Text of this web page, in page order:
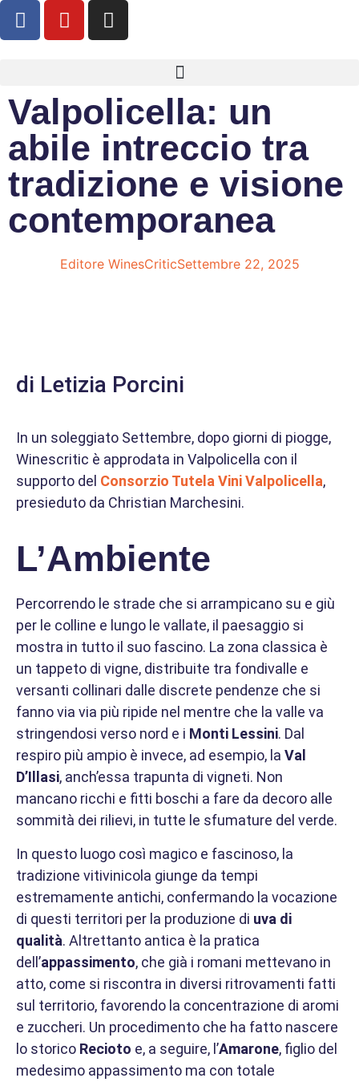
Valpolicella: un
abile intreccio tra
tradizione e visione
contemporanea
Editore WinesCriticSettembre 22, 2025
di Letizia Porcini
In un soleggiato Settembre, dopo giorni di piogge,
Winescritic è approdata in Valpolicella con il
supporto del Consorzio Tutela Vini Valpolicella,
presieduto da Christian Marchesini.
L’Ambiente
Percorrendo le strade che si arrampicano su e giù
per le colline e lungo le vallate, il paesaggio si
mostra in tutto il suo fascino. La zona classica è
un tappeto di vigne, distribuite tra fondivalle e
versanti collinari dalle discrete pendenze che si
fanno via via più ripide nel mentre che la valle va
stringendosi verso nord e i Monti Lessini. Dal
respiro più ampio è invece, ad esempio, la Val
D’Illasi, anch’essa trapunta di vigneti. Non
mancano ricchi e fitti boschi a fare da decoro alle
sommità dei rilievi, in tutte le sfumature del verde.
In questo luogo così magico e fascinoso, la
tradizione vitivinicola giunge da tempi
estremamente antichi, confermando la vocazione
di questi territori per la produzione di uva di
qualità. Altrettanto antica è la pratica
dell’appassimento, che già i romani mettevano in
atto, come si riscontra in diversi ritrovamenti fatti
sul territorio, favorendo la concentrazione di aromi
e zuccheri. Un procedimento che ha fatto nascere
lo storico Recioto e, a seguire, l’Amarone, figlio del
medesimo appassimento ma con totale